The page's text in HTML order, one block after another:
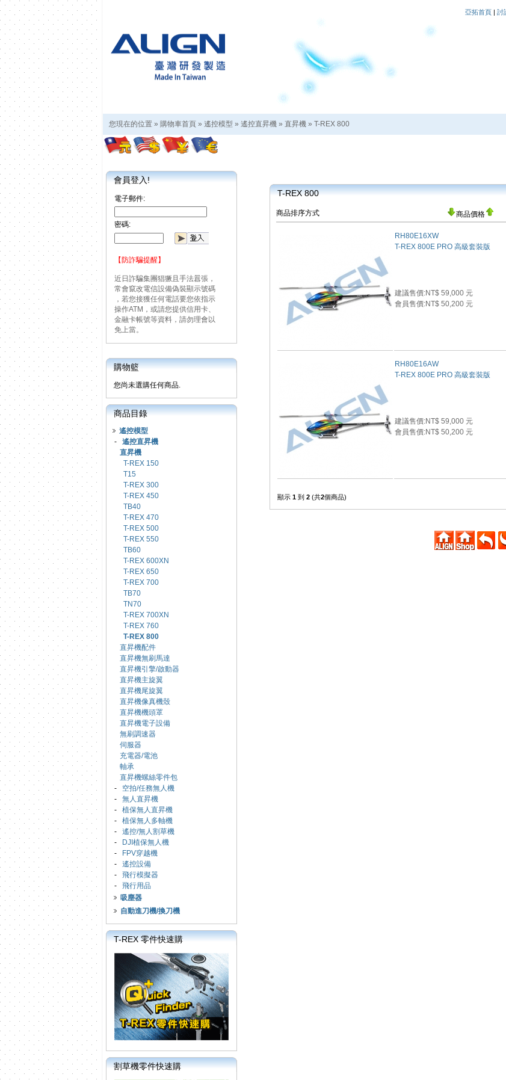
亞拓首頁 | 討
您現在的位置 » 購物車首頁 » 遙控模型 » 遙控直昇機 » 直昇機 » T-REX 800
會員登入!
電子郵件:
密碼:
【防詐騙提醒】
近日詐騙集團猖獗且手法囂張，
常會竄改電信設備偽裝顯示號碼
，若您接獲任何電話要您依指示
操作ATM，或請您提供信用卡、
金融卡帳號等資料，請勿理會以
免上當。
購物籃
您尚未選購任何商品.
商品目錄
遙控模型
- 遙控直昇機
直昇機
T-REX 150
T15
T-REX 300
T-REX 450
TB40
T-REX 470
T-REX 500
T-REX 550
TB60
T-REX 600XN
T-REX 650
T-REX 700
TB70
TN70
T-REX 700XN
T-REX 760
T-REX 800
直昇機配件
直昇機無刷馬達
直昇機引擎/啟動器
直昇機主旋翼
直昇機尾旋翼
直昇機像真機殼
直昇機機頭罩
直昇機電子設備
無刷調速器
伺服器
充電器/電池
軸承
直昇機螺絲零件包
- 空拍/任務無人機
- 無人直昇機
- 植保無人直昇機
- 植保無人多軸機
- 遙控/無人割草機
-
DJI植保無人機
-
FPV穿越機
- 遙控設備
- 飛行模擬器
- 飛行用品
吸塵器
自動進刀機/換刀機
T-REX 零件快速購
割草機零件快速購
T-REX 800
商品排序方式 商品價格
RH80E16XW
T-REX 800E PRO 高級套裝版
建議售價:NT$ 59,000 元
會員售價:NT$ 50,200 元
RH80E16AW
T-REX 800E PRO 高級套裝版
建議售價:NT$ 59,000 元
會員售價:NT$ 50,200 元
顯示 1 到 2 (共2個商品)